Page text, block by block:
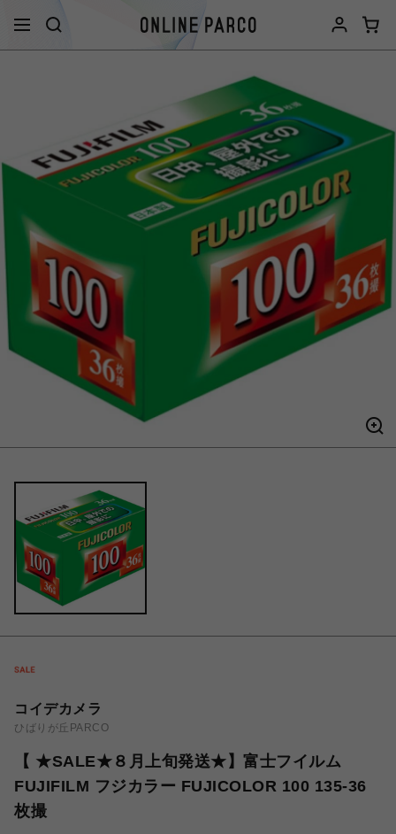
コイデカメラ
ひばりが丘PARCO
【 ★SALE★８月上旬発送★】富士フイルム
FUJIFILM フジカラー FUJICOLOR 100 135-36
枚撮